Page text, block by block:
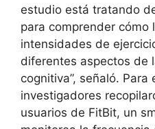
estudio está tratando
para comprender cómo
intensidades de
diferentes aspectos de
cognitiva”, señaló. Para
investigadores
usuarios de FitBit, un